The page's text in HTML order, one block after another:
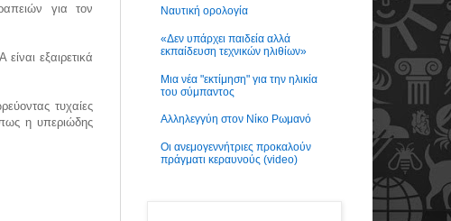
για τον
εξαιρετικά
τυχαίες
η υπεριώδης
Ναυτική ορολογία
«Δεν υπάρχει παιδεία αλλά
εκπαίδευση τεχνικών ηλιθίων»
Μια νέα "εκτίμηση" για την ηλικία
του σύμπαντος
Αλληλεγγύη στον Νίκο Ρωμανό
Οι ανεμογεννήτριες προκαλούν
πράγματι κεραυνούς (video)